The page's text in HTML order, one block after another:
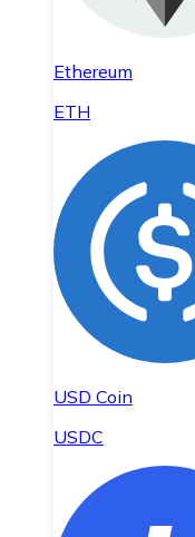
Ethereum
ETH
USD Coin
USDC